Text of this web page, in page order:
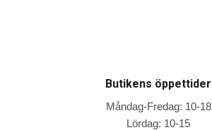
Butikens öppettider
Måndag-Fredag: 10-18
Lördag: 10-15